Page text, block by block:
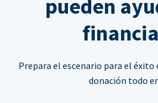
pueden
Prepara el escenario para el
donación todo